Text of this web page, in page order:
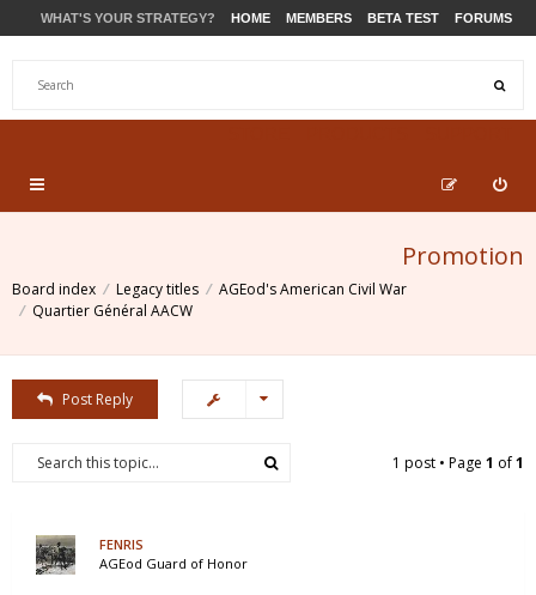
WHAT'S YOUR STRATEGY? HOME MEMBERS BETA TEST FORUMS
Promotion
Board index Legacy titles
AGEod's American Civil War
Quartier Général AACW
Post Reply
1 post • Page 1 of1
FENRIS
AGEod Guard of Honor